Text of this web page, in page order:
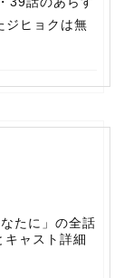
ジヒョクは無
たに」の全話
キャスト詳細